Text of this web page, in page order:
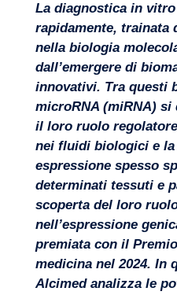
Settori
La diagnostica in
rapidamente, trainata
nella biologia
dall’emergere di
innovativi. Tra questi
microRNA (miRNA)
il loro ruolo
nei fluidi biologici e
espressione spesso
determinati tessuti e
scoperta del loro
nell’espressione
premiata con il
medicina nel 2024. In
Alcimed analizza le